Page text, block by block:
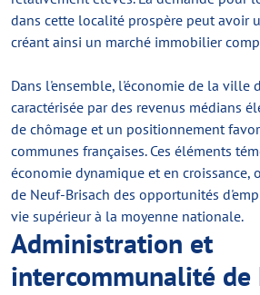
dans cette localité prospère peut avoir
créant ainsi un marché immobilier
Dans l'ensemble, l'économie de la ville
caractérisée par des revenus médians
de chômage et un positionnement
communes françaises. Ces éléments
économie dynamique et en croissance,
de Neuf-Brisach des opportunités
vie supérieur à la moyenne nationale.
Administration et
intercommunalité de